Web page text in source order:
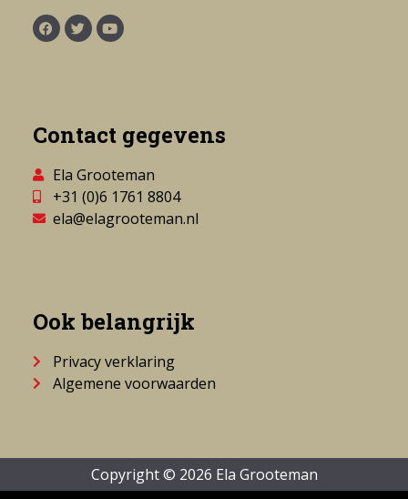
Contact gegevens
Ela Grooteman
+31 (0)6 1761 8804
ela@elagrooteman.nl
Ook belangrijk
Privacy verklaring
Algemene voorwaarden
Copyright © 2026 Ela Grooteman